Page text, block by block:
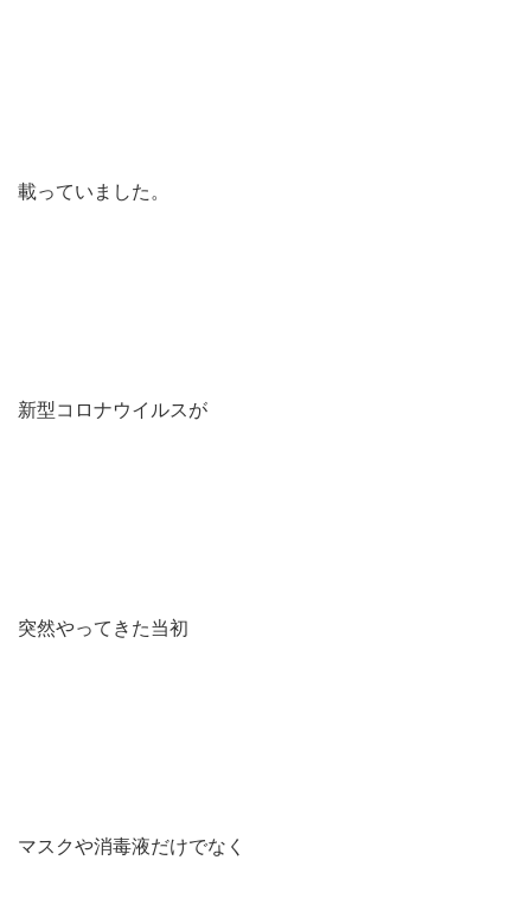
載っていました。
新型コロナウイルスが
突然やってきた当初
マスクや消毒液だけでなく